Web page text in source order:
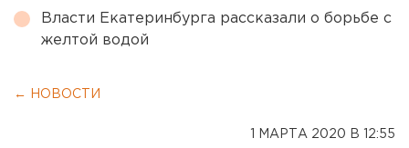
Власти Екатеринбурга рассказали о борьбе с
желтой водой
← НОВОСТИ
1 МАРТА 2020 В 12:55